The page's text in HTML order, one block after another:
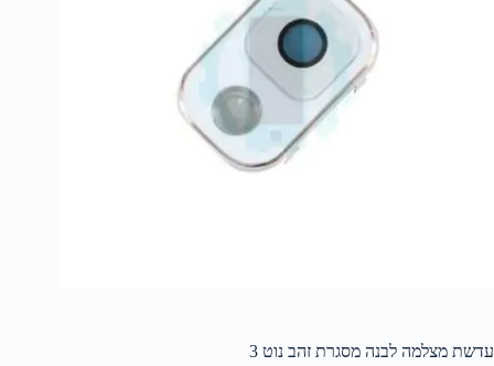
עדשת מצלמה לבנה מסגרת זהב נוט 3